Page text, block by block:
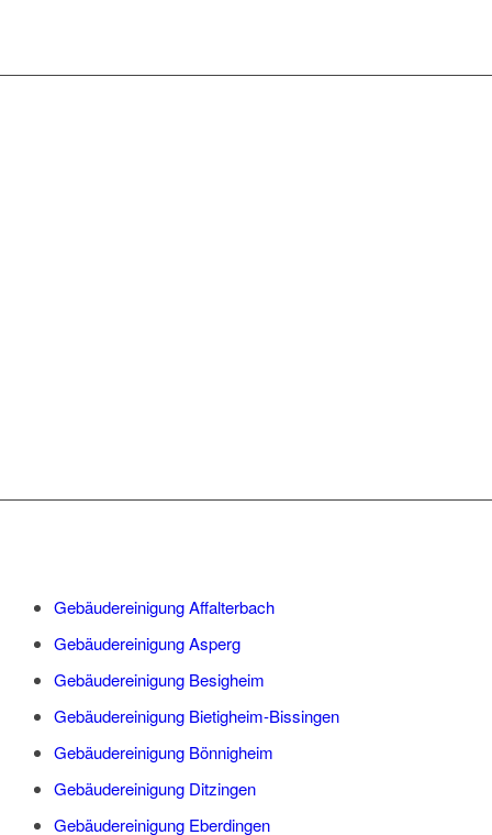
Gebäudereinigung Affalterbach
Gebäudereinigung Asperg
Gebäudereinigung Besigheim
Gebäudereinigung Bietigheim-Bissingen
Gebäudereinigung Bönnigheim
Gebäudereinigung Ditzingen
Gebäudereinigung Eberdingen